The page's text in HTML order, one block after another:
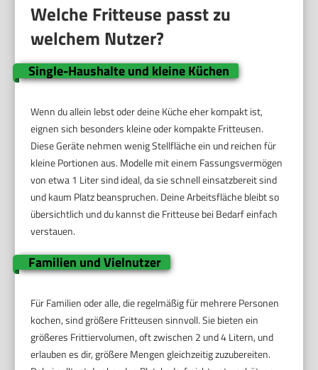
Welche Fritteuse passt zu
welchem Nutzer?
Single-Haushalte und kleine Küchen
Wenn du allein lebst oder deine Küche eher kompakt ist,
eignen sich besonders kleine oder kompakte Fritteusen.
Diese Geräte nehmen wenig Stellfläche ein und reichen für
kleine Portionen aus. Modelle mit einem Fassungsvermögen
von etwa 1 Liter sind ideal, da sie schnell einsatzbereit sind
und kaum Platz beanspruchen. Deine Arbeitsfläche bleibt so
übersichtlich und du kannst die Fritteuse bei Bedarf einfach
verstauen.
Familien und Vielnutzer
Für Familien oder alle, die regelmäßig für mehrere Personen
kochen, sind größere Fritteusen sinnvoll. Sie bieten ein
größeres Frittiervolumen, oft zwischen 2 und 4 Litern, und
erlauben es dir, größere Mengen gleichzeitig zuzubereiten.